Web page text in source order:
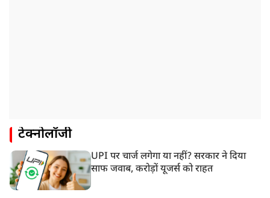
टेक्नोलॉजी
UPI पर चार्ज लगेगा या नहीं? सरकार ने दिया
साफ जवाब, करोड़ों यूजर्स को राहत